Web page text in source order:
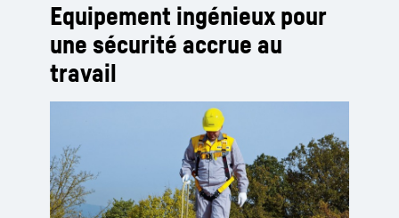
Equipement ingénieux pour
une sécurité accrue au
travail